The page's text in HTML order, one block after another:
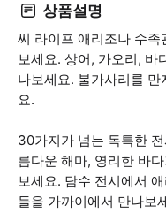
상품설명
씨 라이프 애리조나 수
보세요. 상어, 가오리, 바
나보세요. 불가사리를
요.
30가지가 넘는 독특한
름다운 해마, 영리한 바
보세요. 담수 전시에서
들을 가까이에서 만나보